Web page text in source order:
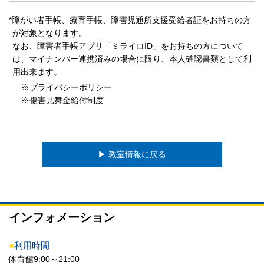
*障がい者手帳、療育手帳、障害児通所支援受給者証をお持ちの方
が対象となります。
なお、障害者手帳アプリ「ミライロID」をお持ちの方について
は、マイナンバー連携済みの場合に限り、本人確認書類として利
用出来ます。
※プライバシーポリシー
※傷害見舞金給付制度
▶︎ 教室情報に戻る
インフォメーション
●利用時間
体育館9:00～21:00